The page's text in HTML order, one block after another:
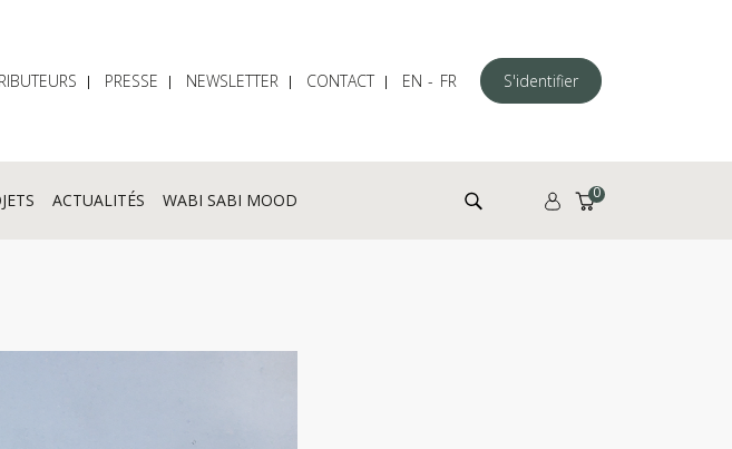
PRESSE NEWSLETTER CONTACT EN FR S'identifier
ACTUALITÉS WABI SABI MOOD Rechercher : 0